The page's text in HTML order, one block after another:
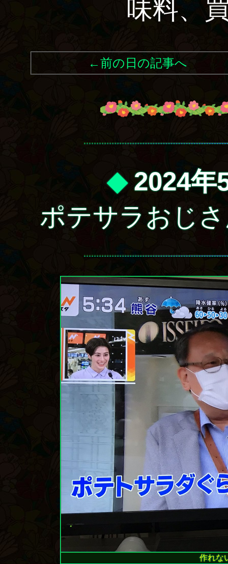
味料、
←前の日の記事へ
◆2024年
ポテサラおじ
作れな